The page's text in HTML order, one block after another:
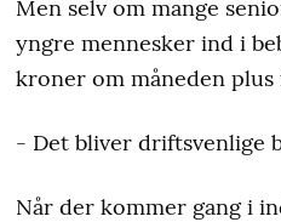
Men selv om mange
yngre mennesker ind i
kroner om måneden
- Det bliver driftsvenlige
Når der kommer gang i